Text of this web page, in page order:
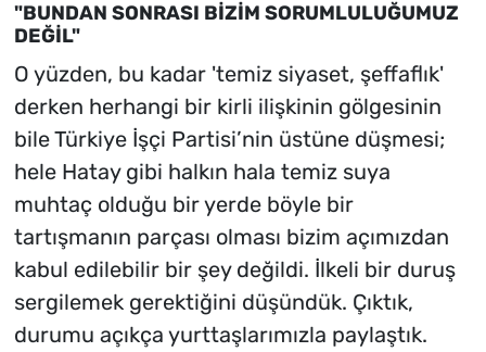
"BUNDAN SONRASI BİZİM SORUMLULUĞUMUZ
DEĞİL"
O yüzden, bu kadar 'temiz siyaset, şeffaflık'
derken herhangi bir kirli ilişkinin gölgesinin
bile Türkiye İşçi Partisi’nin üstüne düşmesi;
hele Hatay gibi halkın hala temiz suya
muhtaç olduğu bir yerde böyle bir
tartışmanın parçası olması bizim açımızdan
kabul edilebilir bir şey değildi. İlkeli bir duruş
sergilemek gerektiğini düşündük. Çıktık,
durumu açıkça yurttaşlarımızla paylaştık.